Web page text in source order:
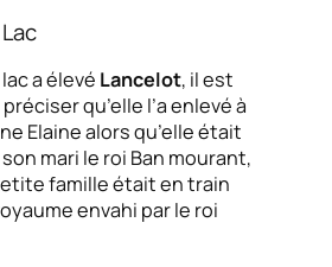
a élevé Lancelot, il est
qu’elle l’a enlevé à
Elaine alors qu’elle était
mari le roi Ban mourant,
famille était en train
envahi par le roi